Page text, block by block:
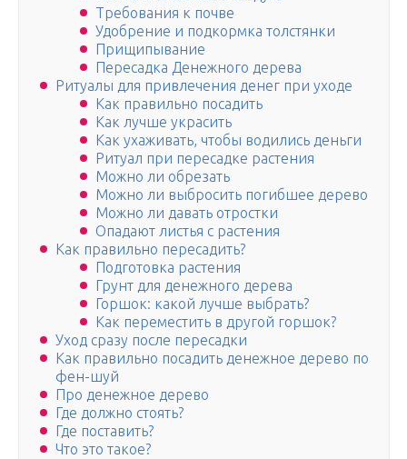
Требования к почве
Удобрение и подкормка толстянки
Прищипывание
Пересадка Денежного дерева
Ритуалы для привлечения денег при уходе
Как правильно посадить
Как лучше украсить
Как ухаживать, чтобы водились деньги
Ритуал при пересадке растения
Можно ли обрезать
Можно ли выбросить погибшее дерево
Можно ли давать отростки
Опадают листья с растения
Как правильно пересадить?
Подготовка растения
Грунт для денежного дерева
Горшок: какой лучше выбрать?
Как переместить в другой горшок?
Уход сразу после пересадки
Как правильно посадить денежное дерево по
фен-шуй
Про денежное дерево
Где должно стоять?
Где поставить?
Что это такое?